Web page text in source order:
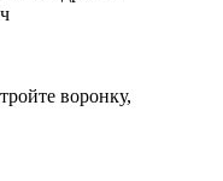
воронку,